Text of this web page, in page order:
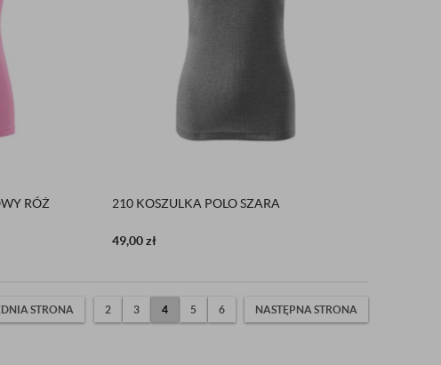
RÓŻ 210 KOSZULKA POLO SZARA
49,00zł
STRONA 2 3 4 5 6 NASTĘPNA STRONA